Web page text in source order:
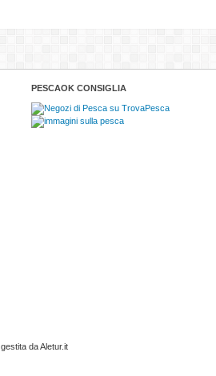
PESCAOK CONSIGLIA
da Aletur.it